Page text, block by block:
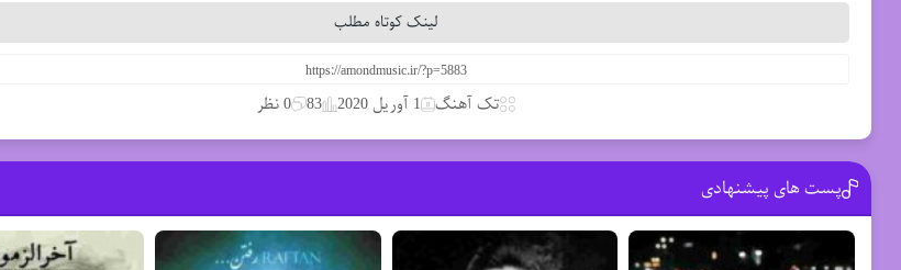
لینک کوتاه مطلب
تک آهنگ 1 آوریل 2020 83 0 نظر
پست های پیشنهادی